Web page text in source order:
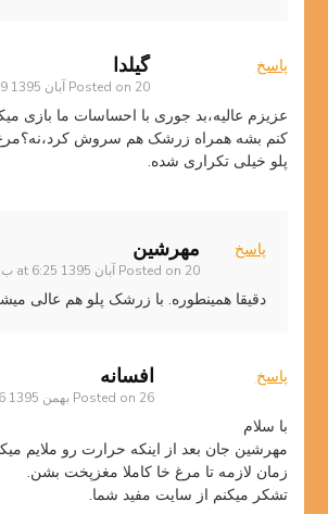
گیلدا
Posted on 20 آبان 1395 at 5:39 ب.ظ
پاسخ
عزیزم عالیه،بد جوری با احساسات ما بازی
کنم بشه همراه زرشک هم سروش
پلو خیلی تکراری شده.
مهرشین
Posted on 20 آبان 1395 at 6:25 ب.ظ
پاسخ
دقیقا همینطوره. با زرشک پلو هم عالی
افسانه
Posted on 26 بهمن 1395 at 2:06 ق.ظ
پاسخ
با سلام
مهرشین جان بعد از اینکه حرارت رو ملایم
زمان لازمه تا مرغ خا کاملا مغزپخت بشن.
تشکر میکنم از سایت مفید شما.